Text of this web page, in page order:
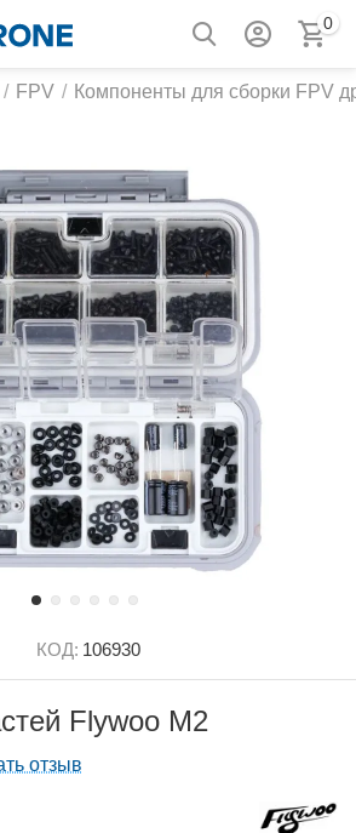
0
/ FPV / Компоненты для сборки FPV
КОД: 106930
Flywoo M2
отзыв